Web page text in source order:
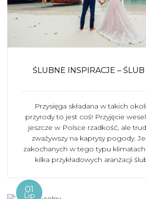
ŚLUBNE INSPIRACJE –
Przysięga składana w takich
przyrody to jest coś! Przyjęcie
jeszcze w Polsce rzadkość, ale
zważywszy na kaprysy pogody.
zakochanych w tego typu
kilka przykładowych aranżacji
01
Lip